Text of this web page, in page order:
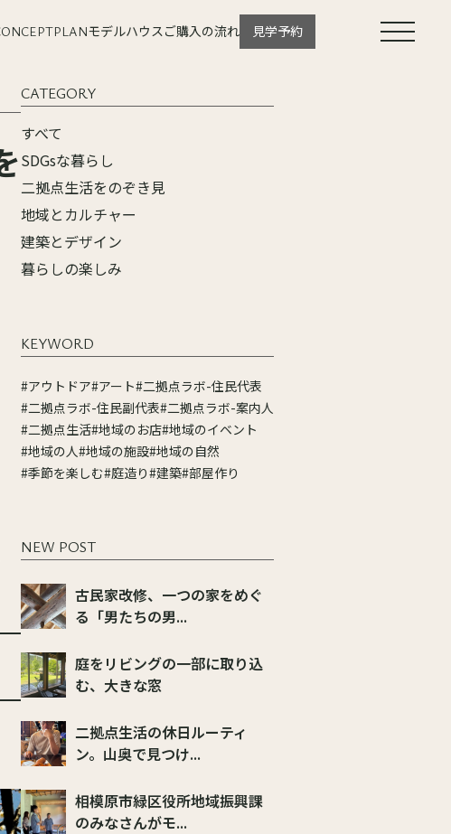
PLANモデルハウスご購入の流れ 見学予約
CATEGORY
すべて
SDGsな暮らし
二拠点生活をのぞき見
地域とカルチャー
建築とデザイン
暮らしの楽しみ
KEYWORD
#アウトドア#アート#二拠点ラボ-住民代表
#二拠点ラボ-住民副代表#二拠点ラボ-案内人
#二拠点生活#地域のお店#地域のイベント
#地域の人#地域の施設#地域の自然
#季節を楽しむ#庭造り#建築#部屋作り
NEW POST
古民家改修、一つの家をめぐ
る「男たちの男...
庭をリビングの一部に取り込
む、大きな窓
二拠点生活の休日ルーティ
ン。山奥で見つけ...
相模原市緑区役所地域振興課
のみなさんがモ...